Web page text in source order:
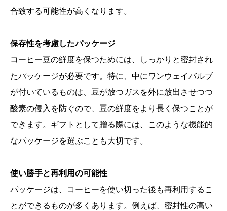
合致する可能性が高くなります。
保存性を考慮したパッケージ
コーヒー豆の鮮度を保つためには、しっかりと密封され
たパッケージが必要です。特に、中にワンウェイバルブ
が付いているものは、豆が放つガスを外に放出させつつ
酸素の侵入を防ぐので、豆の鮮度をより長く保つことが
できます。ギフトとして贈る際には、このような機能的
なパッケージを選ぶことも大切です。
使い勝手と再利用の可能性
パッケージは、コーヒーを使い切った後も再利用するこ
とができるものが多くあります。例えば、密封性の高い